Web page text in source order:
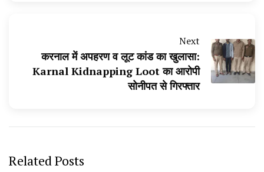
Next
करनाल में अपहरण व लूट कांड का खुलासा:
Karnal Kidnapping Loot का आरोपी
सोनीपत से गिरफ्तार
Related Posts